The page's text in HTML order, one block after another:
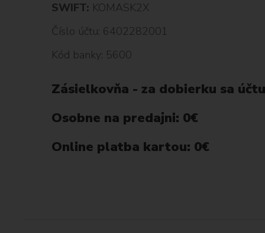
SWIFT: KOMASK2X
Číslo účtu: 6402282001
Kód banky: 5600
Zásielkovňa - za dobierku sa
Osobne na predajni: 0€
Online platba kartou: 0€